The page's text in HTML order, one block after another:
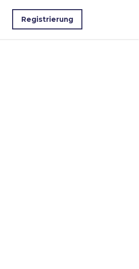
Registrierung